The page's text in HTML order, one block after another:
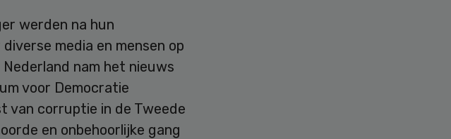
werden na hun
media en mensen op
nam het nieuws
voor Democratie
van corruptie in de Tweede
en onbehoorlijke gang